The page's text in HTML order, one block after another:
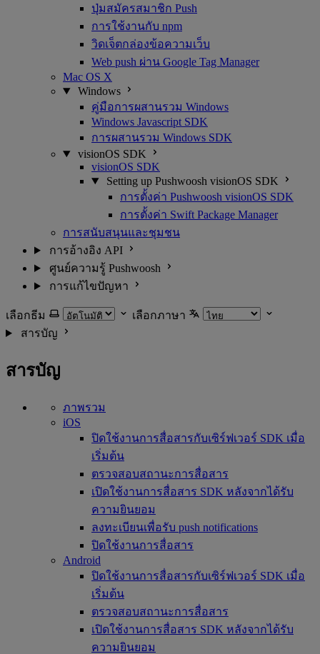
ปุ่มสมัครสมาชิก Push
การใช้งานกับ npm
วิดเจ็ตกล่องข้อความเว็บ
Web push ผ่าน Google Tag Manager
Mac OS X
Windows
คู่มือการผสานรวม Windows
Windows Javascript SDK
การผสานรวม Windows SDK
visionOS SDK
visionOS SDK
Setting up Pushwoosh visionOS SDK
การตั้งค่า Pushwoosh visionOS SDK
การตั้งค่า Swift Package Manager
การสนับสนุนและชุมชน
การอ้างอิง API
ศูนย์ความรู้ Pushwoosh
การแก้ไขปัญหา
เลือกธีม
เลือกภาษา
สารบัญ
สารบัญ
ภาพรวม
iOS
ปิดใช้งานการสื่อสารกับเซิร์ฟเวอร์ SDK เมื่อ
เริ่มต้น
ตรวจสอบสถานะการสื่อสาร
เปิดใช้งานการสื่อสาร SDK หลังจากได้รับ
ความยินยอม
ลงทะเบียนเพื่อรับ push notifications
ปิดใช้งานการสื่อสาร
Android
ปิดใช้งานการสื่อสารกับเซิร์ฟเวอร์ SDK เมื่อ
เริ่มต้น
ตรวจสอบสถานะการสื่อสาร
เปิดใช้งานการสื่อสาร SDK หลังจากได้รับ
ความยินยอม